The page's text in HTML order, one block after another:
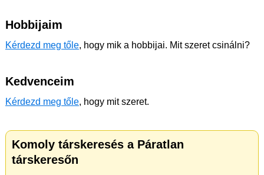
Hobbijaim
Kérdezd meg tőle, hogy mik a hobbijai. Mit szeret csinálni?
Kedvenceim
Kérdezd meg tőle, hogy mit szeret.
Komoly társkeresés a Páratlan
társkeresőn